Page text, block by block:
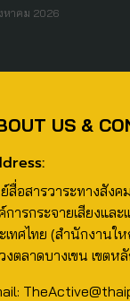
หาคม 2026
US &
สื่อสารวาระทางสัง
การกระจายเสียงแล
เทศไทย (สำนักงาน
งตลาดบางเขน เขตห